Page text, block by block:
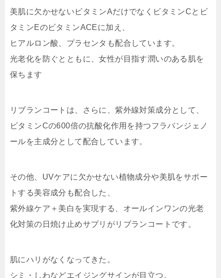
美肌に欠かせないビタミンAだけでなくビタミンCとビ
タミンEのビタミンACEに加え、
ヒアルロン酸、プラセンタも配合しています。
光老化を防ぐとともに、女性が目指す潤いのある肌を
保ちます
リブランコートは、さらに、紫外線対策成分として、
ビタミンCの600倍の抗酸化作用を持つフラバンジェノ
ールを主成分として配合しています。
その他、UVケアに欠かせない植物成分や美肌をサポー
トする美容成分も配合した、
紫外線ケア＋美白を実現する、オールインワンの光老
化対策の日焼け止めサプリがリブランコートです。
肌にハリがなくなってきた。
シミ・しわなどエイジングサインが目立つ。